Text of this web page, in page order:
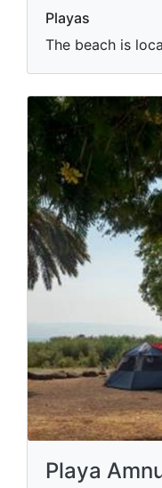
Playas
The beach is
Playa